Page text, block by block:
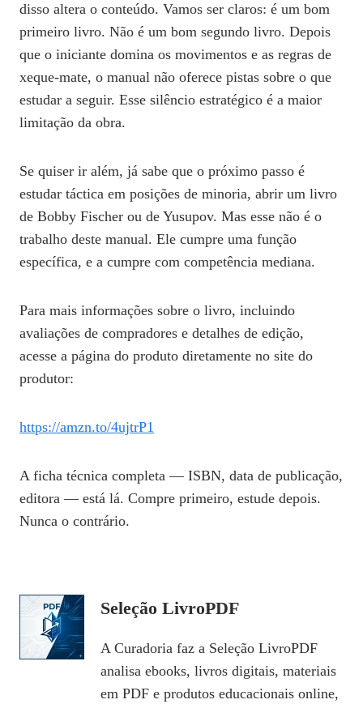
disso altera o conteúdo. Vamos ser claros: é um bom
primeiro livro. Não é um bom segundo livro. Depois
que o iniciante domina os movimentos e as regras de
xeque-mate, o manual não oferece pistas sobre o que
estudar a seguir. Esse silêncio estratégico é a maior
limitação da obra.
Se quiser ir além, já sabe que o próximo passo é
estudar táctica em posições de minoria, abrir um livro
de Bobby Fischer ou de Yusupov. Mas esse não é o
trabalho deste manual. Ele cumpre uma função
específica, e a cumpre com competência mediana.
Para mais informações sobre o livro, incluindo
avaliações de compradores e detalhes de edição,
acesse a página do produto diretamente no site do
produtor:
https://amzn.to/4ujtrP1
A ficha técnica completa — ISBN, data de publicação,
editora — está lá. Compre primeiro, estude depois.
Nunca o contrário.
Seleção LivroPDF
A Curadoria faz a Seleção LivroPDF
analisa ebooks, livros digitais, materiais
em PDF e produtos educacionais online,